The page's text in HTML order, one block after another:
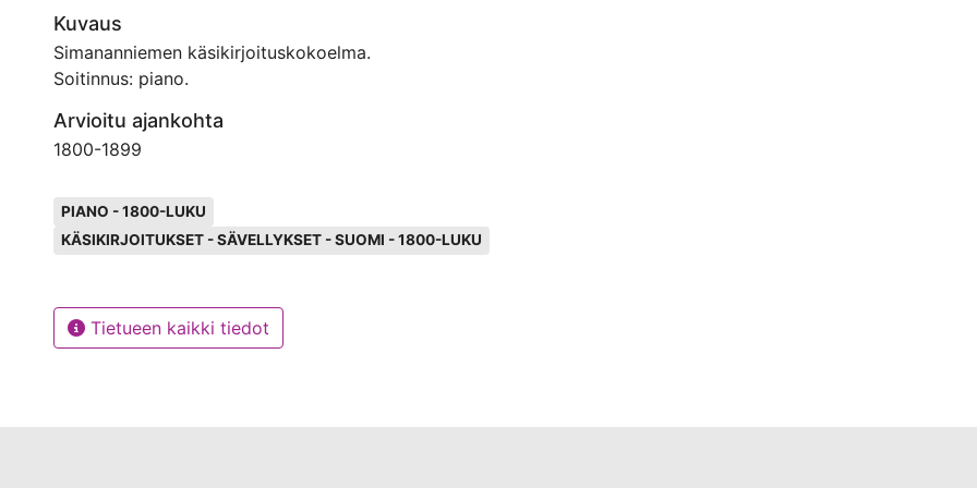
Kuvaus
Simananniemen käsikirjoituskokoelma.
Soitinnus: piano.
Arvioitu ajankohta
1800-1899
PIANO - 1800-LUKU
KÄSIKIRJOITUKSET - SÄVELLYKSET - SUOMI - 1800-LUKU
Tietueen kaikki tiedot